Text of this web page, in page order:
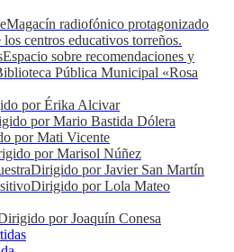
Magacín radiofónico protagonizado
los centros educativos torreños.
Espacio sobre recomendaciones y
Pública Municipal «Rosa
por Érika Alcivar
por Mario Bastida Dólera
por Mati Vicente
por Marisol Núñez
Dirigido por Javier San Martín
Dirigido por Lola Mateo
por Joaquín Conesa